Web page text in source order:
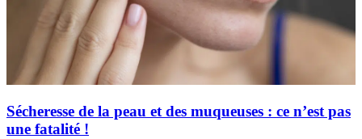
Sécheresse de la peau et des muqueuses : ce n’est pas
une fatalité !